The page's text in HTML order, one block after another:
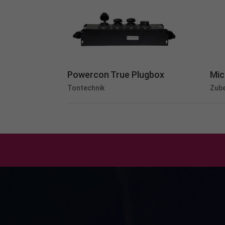
Powercon True Plugbox
Tontechnik